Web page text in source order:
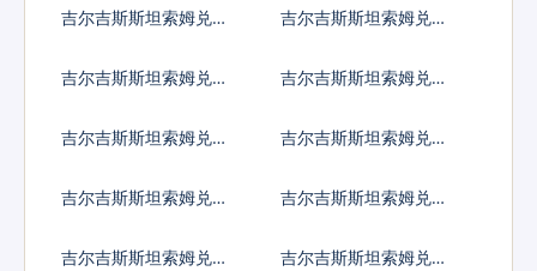
吉尔吉斯斯坦索姆兑墨
吉尔吉斯斯坦索姆兑林
吉尔吉斯斯坦索姆兑新
吉尔吉斯斯坦索姆兑菲
吉尔吉斯斯坦索姆兑泰
吉尔吉斯斯坦索姆兑南
吉尔吉斯斯坦索姆兑冰
吉尔吉斯斯坦索姆兑新
吉尔吉斯斯坦索姆兑澳
吉尔吉斯斯坦索姆兑津